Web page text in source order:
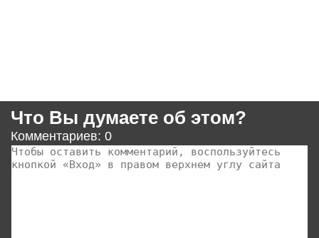
Что Вы думаете об этом?
Комментариев: 0